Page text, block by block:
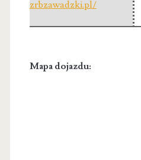
zrbzawadzki.pl/
Mapa dojazdu: